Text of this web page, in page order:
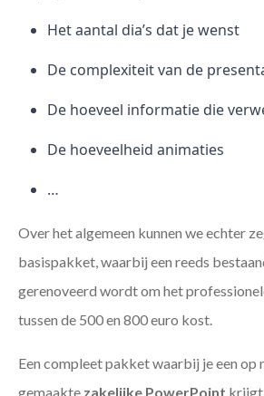
Het aantal dia’s dat je wenst
De complexiteit van de
De hoeveel informatie die
De hoeveelheid animaties
…
Over het algemeen kunnen we echter
basispakket, waarbij een reeds
gerenoveerd wordt om het
tussen de 500 en 800 euro kost.
Een compleet pakket waarbij je een op
gemaakte zakelijke PowerPoint krijgt